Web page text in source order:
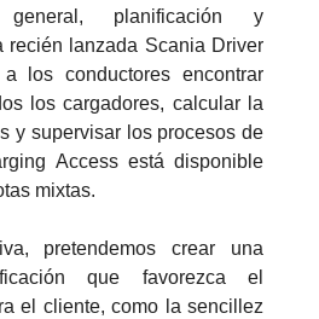
planificación y
recién lanzada Scania Driver
los conductores encontrar
los cargadores, calcular la
y supervisar los procesos de
Access está disponible
mixtas.
pretendemos crear una
que favorezca el
el cliente, como la sencillez